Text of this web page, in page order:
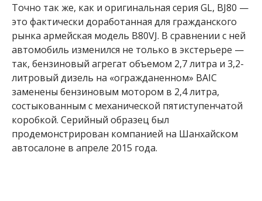
Точно так же, как и оригинальная серия GL, BJ80 —
это фактически доработанная для гражданского
рынка армейская модель B80VJ. В сравнении с ней
автомобиль изменился не только в экстерьере —
так, бензиновый агрегат объемом 2,7 литра и 3,2-
литровый дизель на «огражданенном» BAIC
заменены бензиновым мотором в 2,4 литра,
состыкованным с механической пятиступенчатой
коробкой. Серийный образец был
продемонстрирован компанией на Шанхайском
автосалоне в апреле 2015 года.